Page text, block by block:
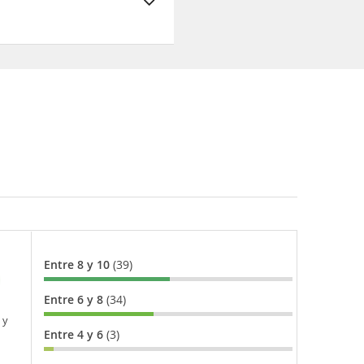
y
Entre 8 y 10 (39)
Entre 6 y 8 (34)
Entre 4 y 6 (3)